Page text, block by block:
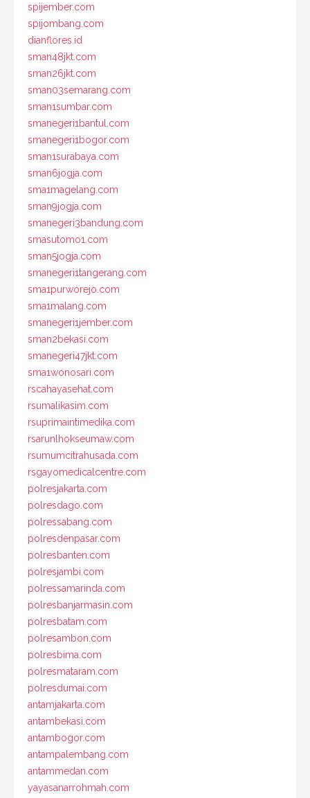
spijember.com
spijombang.com
dianflores.id
sman48jkt.com
sman26jkt.com
sman03semarang.com
sman1sumbar.com
smanegeri1bantul.com
smanegeri1bogor.com
sman1surabaya.com
sman6jogja.com
sma1magelang.com
sman9jogja.com
smanegeri3bandung.com
smasutomo1.com
sman5jogja.com
smanegeri1tangerang.com
sma1purworejo.com
sma1malang.com
smanegeri1jember.com
sman2bekasi.com
smanegeri47jkt.com
sma1wonosari.com
rscahayasehat.com
rsumalikasim.com
rsuprimaintimedika.com
rsarunlhokseumaw.com
rsumumcitrahusada.com
rsgayomedicalcentre.com
polresjakarta.com
polresdago.com
polressabang.com
polresdenpasar.com
polresbanten.com
polresjambi.com
polressamarinda.com
polresbanjarmasin.com
polresbatam.com
polresambon.com
polresbima.com
polresmataram.com
polresdumai.com
antamjakarta.com
antambekasi.com
antambogor.com
antampalembang.com
antammedan.com
yayasanarrohmah.com